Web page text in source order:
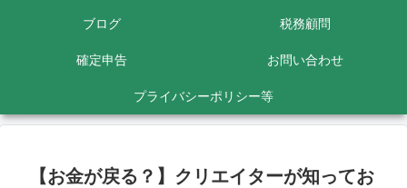
ブログ 税務顧問
確定申告 お問い合わせ
プライバシーポリシー等
【お金が戻る？】クリエイターが知ってお